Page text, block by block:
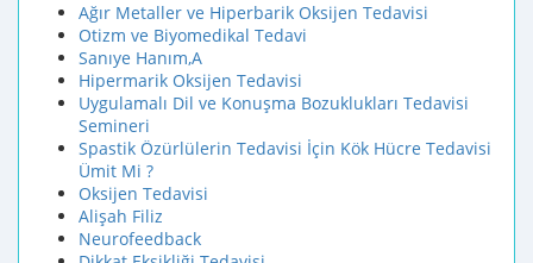
Ağır Metaller ve Hiperbarik Oksijen Tedavisi
Otizm ve Biyomedikal Tedavi
Sanıye Hanım,A
Hipermarik Oksijen Tedavisi
Uygulamalı Dil ve Konuşma Bozuklukları Tedavisi
Semineri
Spastik Özürlülerin Tedavisi İçin Kök Hücre Tedavisi
Ümit Mi ?
Oksijen Tedavisi
Alişah Filiz
Neurofeedback